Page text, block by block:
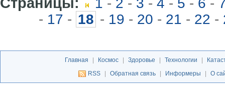
1 - 2 - 3 - 4 - 5 - 6 -
- 17 - 18 - 19 - 20 - 21 - 22 -
Главная Космос Здоровье Технологии
RSS
Обратная связь Информеры О